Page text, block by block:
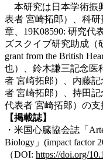
本研究は日本学術振
表者 宮崎拓郎）、科
章、19K08590: 研究代
ズスクイブ研究助成（
grant from the British
也）、鈴木謙三記念医
者 宮崎拓郎）、内藤
者 宮崎拓郎）、持田
代表者 宮崎拓郎）の支
【掲載誌】
・米国心臓協会誌「
Biology」(impact factor
（DOI: https://doi.org/